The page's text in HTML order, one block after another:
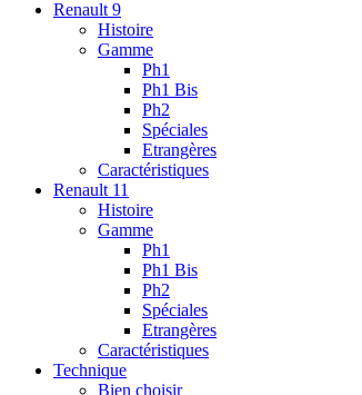
Renault 9
Histoire
Gamme
Ph1
Ph1 Bis
Ph2
Spéciales
Etrangères
Caractéristiques
Renault 11
Histoire
Gamme
Ph1
Ph1 Bis
Ph2
Spéciales
Etrangères
Caractéristiques
Technique
Bien choisir